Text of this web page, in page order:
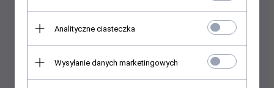
Lumene KLASSIKKO Odświeżający tonik do twarzy 200 ml
Lumene Classic
Analityczne ciasteczka
Wysyłanie danych marketingowych